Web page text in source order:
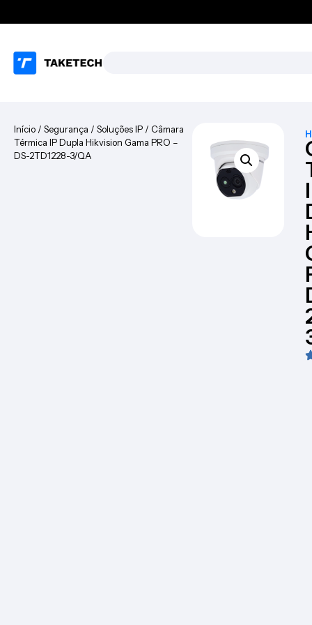
Início / Segurança / Soluções IP / Câmara
Térmica IP Dupla Hikvision Gama PRO –
DS-2TD1228-3/QA